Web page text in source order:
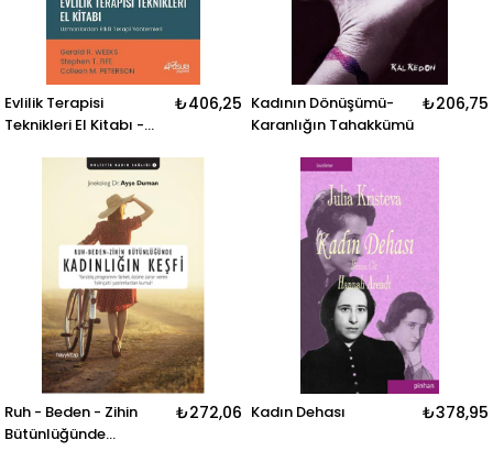
Evlilik Terapisi
Teknikleri El Kitabı -
Terapi Yöntemleri
₺406,25 Kadının Dönüşümü-
Karanlığın Tahakkümü
₺206,75
Ruh - Beden - Zihin
Bütünlüğünde
₺272,06 Kadın Dehası ₺378,95